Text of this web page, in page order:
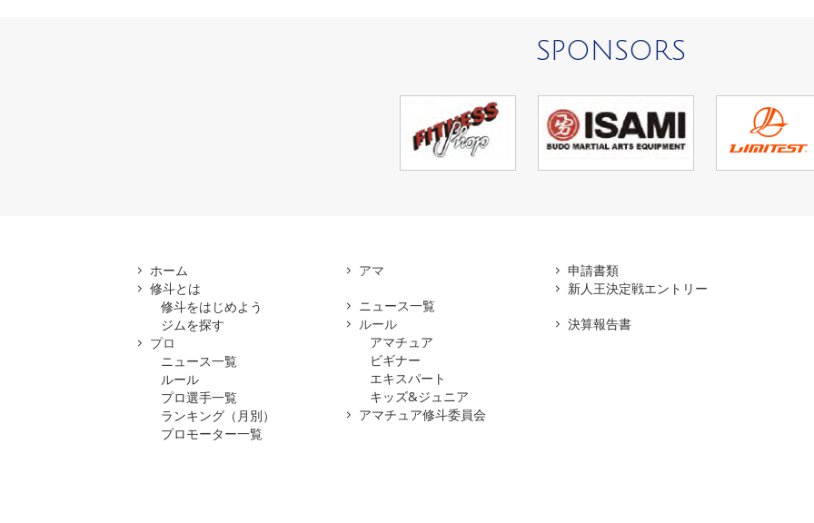
SPONSORS
ホーム
修斗とは
修斗をはじめよう
ジムを探す
プロ
ニュース一覧
ルール
プロ選手一覧
ランキング（月別）
プロモーター一覧
アマ
ニュース一覧
ルール
アマチュア
ビギナー
エキスパート
キッズ&ジュニア
アマチュア修斗委員会
申請書類
新人王決定戦エントリー
決算報告書